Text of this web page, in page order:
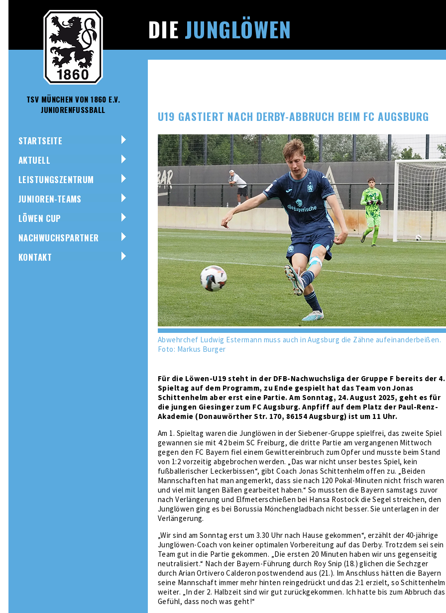
TSV MÜNCHEN VON 1860 E.V.
JUNIORENFUSSBALL
DIE JUNGLÖWEN
STARTSEITE
AKTUELL
LEISTUNGSZENTRUM
JUNIOREN-TEAMS
LÖWEN CUP
NACHWUCHSPARTNER
KONTAKT
U19 GASTIERT NACH DERBY-ABBRUCH BEIM FC AUGSBURG
Abwehrchef Ludwig Estermann muss auch in Augsburg die Zähne aufeinanderbeißen.
Foto: Markus Burger
Für die Löwen-U19 steht in der DFB-Nachwuchsliga der Gruppe F bereits der 4.
Spieltag auf dem Programm, zu Ende gespielt hat das Team von Jonas
Schittenhelm aber erst eine Partie. Am Sonntag, 24. August 2025, geht es für
die jungen Giesinger zum FC Augsburg. Anpfiff auf dem Platz der Paul-Renz-
Akademie (Donauwörther Str. 170, 86154 Augsburg) ist um 11 Uhr.
Am 1. Spieltag waren die Junglöwen in der Siebener-Gruppe spielfrei, das zweite Spiel
gewannen sie mit 4:2 beim SC Freiburg, die dritte Partie am vergangenen Mittwoch
gegen den FC Bayern fiel einem Gewittereinbruch zum Opfer und musste beim Stand
von 1:2 vorzeitig abgebrochen werden. „Das war nicht unser bestes Spiel, kein
fußballerischer Leckerbissen“, gibt Coach Jonas Schittenhelm offen zu. „Beiden
Mannschaften hat man angemerkt, dass sie nach 120 Pokal-Minuten nicht frisch waren
und viel mit langen Bällen gearbeitet haben.“ So mussten die Bayern samstags zuvor
nach Verlängerung und Elfmeterschießen bei Hansa Rostock die Segel streichen, den
Junglöwen ging es bei Borussia Mönchengladbach nicht besser. Sie unterlagen in der
Verlängerung.
„Wir sind am Sonntag erst um 3.30 Uhr nach Hause gekommen“, erzählt der 40-jährige
Junglöwen-Coach von keiner optimalen Vorbereitung auf das Derby. Trotzdem sei sein
Team gut in die Partie gekommen. „Die ersten 20 Minuten haben wir uns gegenseitig
neutralisiert.“ Nach der Bayern-Führung durch Roy Snip (18.) glichen die Sechzger
durch Arian Ortivero Calderon postwendend aus (21.). Im Anschluss hätten die Bayern
seine Mannschaft immer mehr hinten reingedrückt und das 2:1 erzielt, so Schittenhelm
weiter. „In der 2. Halbzeit sind wir gut zurückgekommen. Ich hatte bis zum Abbruch das
Gefühl, dass noch was geht!“